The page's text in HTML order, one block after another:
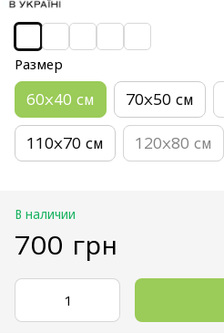
Размер
60х40 см 70х50 см
110х70 см 120х80 см
В наличии
700 грн